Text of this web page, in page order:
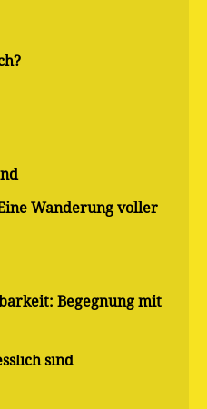
Wanderung voller
Begegnung mit
sind